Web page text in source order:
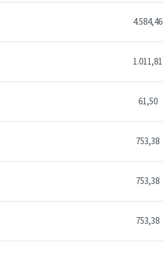
4.584,46
1.011,81
61,50
753,38
753,38
753,38